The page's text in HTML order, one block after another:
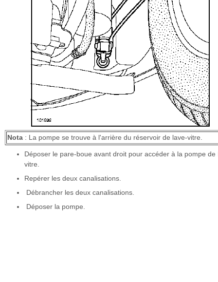
Nota : La pompe se trouve à l'arrière du réservoir de lave-vitre.
Déposer le pare-boue avant droit pour accéder à la pompe de
vitre.
Repérer les deux canalisations.
Débrancher les deux canalisations.
Déposer la pompe.